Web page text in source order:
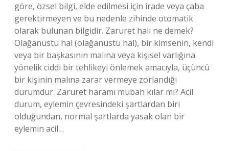
göre, özsel bilgi, elde edilmesi için irade veya çaba
gerektirmeyen ve bu nedenle zihinde otomatik
olarak bulunan bilgidir. Zaruret hali ne demek?
Olağanüstü hal (olağanüstü hal), bir kimsenin, kendi
veya bir başkasının malına veya kişisel varlığına
yönelik ciddi bir tehlikeyi önlemek amacıyla, üçüncü
bir kişinin malına zarar vermeye zorlandığı
durumdur. Zaruret haramı mübah kılar mı? Acil
durum, eylemin çevresindeki şartlardan biri
olduğundan, normal şartlarda yasak olan bir
eylemin acil…